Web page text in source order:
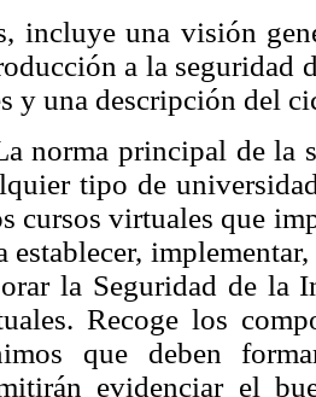
incluye una visión
a la seguridad
y una descripción del
norma principal de la
tipo de
cursos virtuales que
establecer,
la Seguridad de la
Recoge los
que deben
evidenciar el